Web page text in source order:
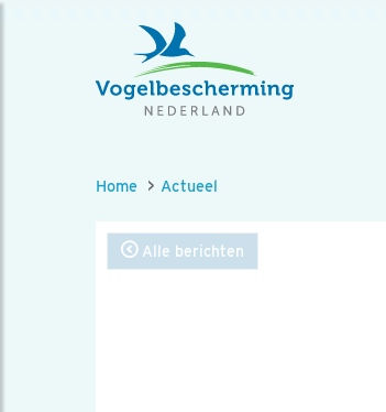
Home Actueel
Alle berichten